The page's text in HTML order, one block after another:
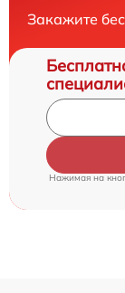
Закажите
Нажимая на